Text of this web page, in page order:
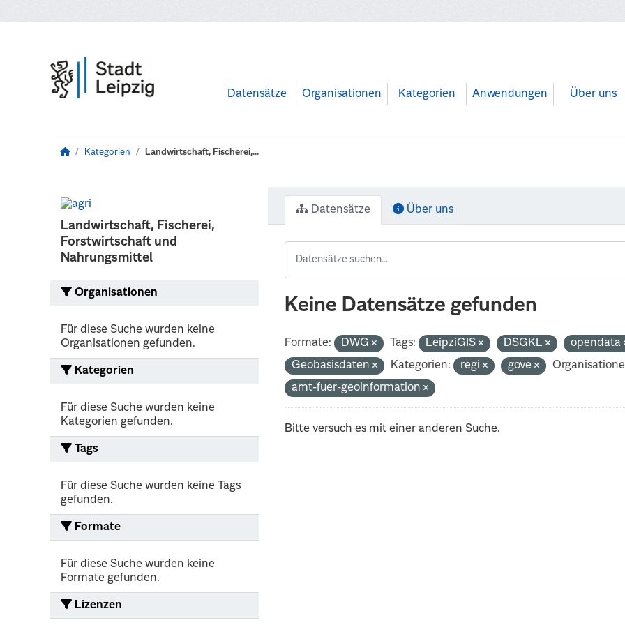
Datensätze Organisationen Kategorien Anwendungen Über uns
Kategorien Landwirtschaft, Fischerei,...
Landwirtschaft, Fischerei,
Forstwirtschaft und
Nahrungsmittel
Organisationen
Für diese Suche wurden keine
Organisationen gefunden.
Kategorien
Für diese Suche wurden keine
Kategorien gefunden.
Tags
Für diese Suche wurden keine Tags
gefunden.
Formate
Für diese Suche wurden keine
Formate gefunden.
Lizenzen
Datensätze Über uns
Keine Datensätze gefunden
Formate: DWG Tags: LeipziGIS DSGKL
opendata
Geobasisdaten
Kategorien: regi gove
amt-fuer-geoinformation
Bitte versuch es mit einer anderen Suche.